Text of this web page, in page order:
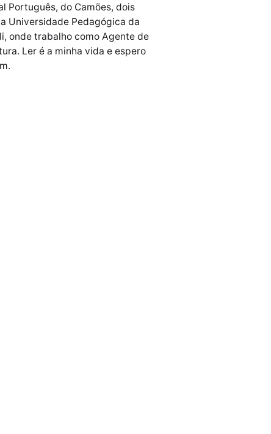
Português, do Camões, dois
Universidade Pedagógica da
onde trabalho como Agente de
Ler é a minha vida e espero